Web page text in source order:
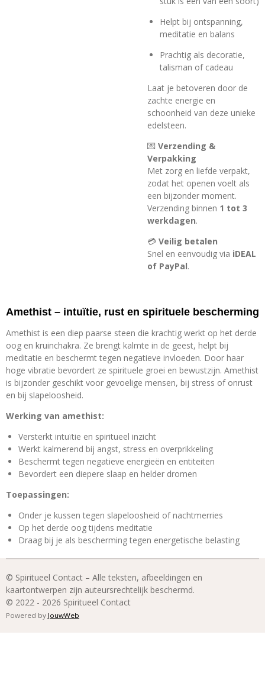
Helpt bij ontspanning,
meditatie en balans
Prachtig als decoratie,
talisman of cadeau
Laat je betoveren door de
zachte energie en
schoonheid van deze unieke
edelsteen.
💌 Verzending &
Verpakking
Met zorg en liefde verpakt,
zodat het openen voelt als
een bijzonder moment.
Verzending binnen 1 tot 3
werkdagen.
💳 Veilig betalen
Snel en eenvoudig via iDEAL
of PayPal.
Amethist – intuïtie, rust en spirituele bescherming
Amethist is een diep paarse steen die krachtig werkt op het derde
oog en kruinchakra. Ze brengt kalmte in de geest, helpt bij
meditatie en beschermt tegen negatieve invloeden. Door haar
hoge vibratie bevordert ze spirituele groei en bewustzijn. Amethist
is bijzonder geschikt voor gevoelige mensen, bij stress of onrust
en bij slapeloosheid.
Werking van amethist:
Versterkt intuïtie en spiritueel inzicht
Werkt kalmerend bij angst, stress en overprikkeling
Beschermt tegen negatieve energieën en entiteiten
Bevordert een diepere slaap en helder dromen
Toepassingen:
Onder je kussen tegen slapeloosheid of nachtmerries
Op het derde oog tijdens meditatie
Draag bij je als bescherming tegen energetische belasting
© Spiritueel Contact – Alle teksten, afbeeldingen en
kaartontwerpen zijn auteursrechtelijk beschermd.
© 2022 - 2026 Spiritueel Contact
Powered by JouwWeb